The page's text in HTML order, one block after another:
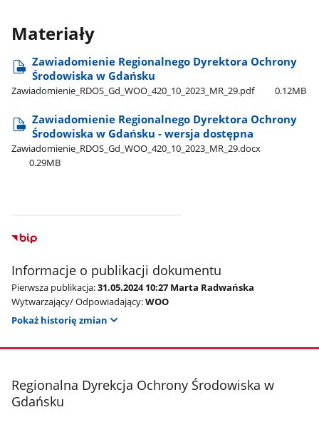
Materiały
Zawiadomienie Regionalnego Dyrektora Ochrony
Środowiska w Gdańsku
Zawiadomienie​_RDOS​_Gd​_WOO​_420​_10​_2023​_MR​_29.pdf 0.12MB
Zawiadomienie Regionalnego Dyrektora Ochrony
Środowiska w Gdańsku - wersja dostępna
Zawiadomienie​_RDOS​_Gd​_WOO​_420​_10​_2023​_MR​_29.docx
0.29MB
Informacje o publikacji dokumentu
Pierwsza publikacja:31.05.2024 10:27 Marta Radwańska
Wytwarzający/ Odpowiadający:WOO
Pokaż historię zmian
stopka
Regionalna Dyrekcja Ochrony Środowiska w
Gdańsku